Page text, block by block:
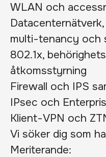
WLAN och
multi-tenancy och
802.1x,
åtkomsstyrning
Firewall och IPS
IPsec och
Klient-VPN och
Vi söker dig som
Meriterande: